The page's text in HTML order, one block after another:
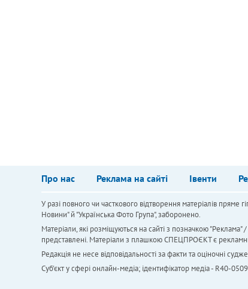
Про нас Реклама на сайті Івенти
У разі повного чи часткового відтворення матеріалів
Новини" й "Українська Фото Група", заборонено.
Матеріали, які розміщуються на сайті з позначкою
представлені. Матеріали з плашкою СПЕЦПРОЄКТ є
Редакція не несе відповідальності за факти та оціночні
Cуб'єкт у сфері онлайн-медіа; ідентифікатор медіа - R40-